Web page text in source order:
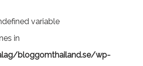
variable
in
bloggomthailand.se/wp-